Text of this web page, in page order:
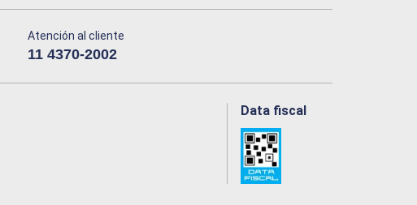
Atención al cliente
11 4370-2002
Data fiscal